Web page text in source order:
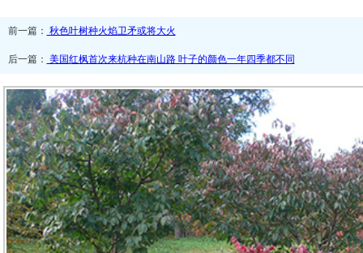
前一篇： 秋色叶树种火焰卫矛或将大火
后一篇： 美国红枫首次来杭种在南山路 叶子的颜色一年四季都不同